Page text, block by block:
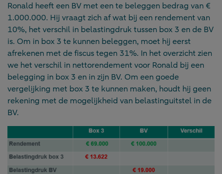
Ronald heeft een BV met een te beleggen bedrag van €
1.000.000. Hij vraagt zich af wat bij een rendement van
10%, het verschil in belastingdruk tussen box 3 en de BV
is. Om in box 3 te kunnen beleggen, moet hij eerst
afrekenen met de fiscus tegen 31%. In het overzicht zien
we het verschil in nettorendement voor Ronald bij een
belegging in box 3 en in zijn BV. Om een goede
vergelijking met box 3 te kunnen maken, houdt hij geen
rekening met de mogelijkheid van belastinguitstel in de
BV.